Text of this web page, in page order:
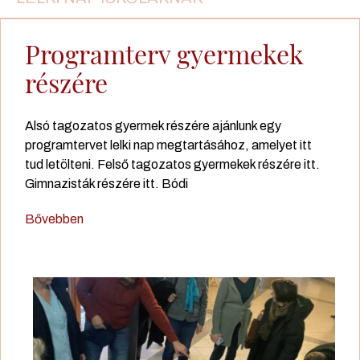
Programterv gyermekek
részére
Alsó tagozatos gyermek részére ajánlunk egy
programtervet lelki nap megtartásához, amelyet itt
tud letölteni. Felső tagozatos gyermekek részére itt.
Gimnazisták részére itt. Bódi
Bővebben